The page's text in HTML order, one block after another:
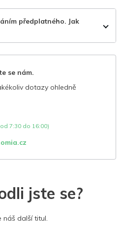
předplatného. Jak
se nám.
dotazy ohledně
7:30 do 16:00)
jste se?
náš další titul.